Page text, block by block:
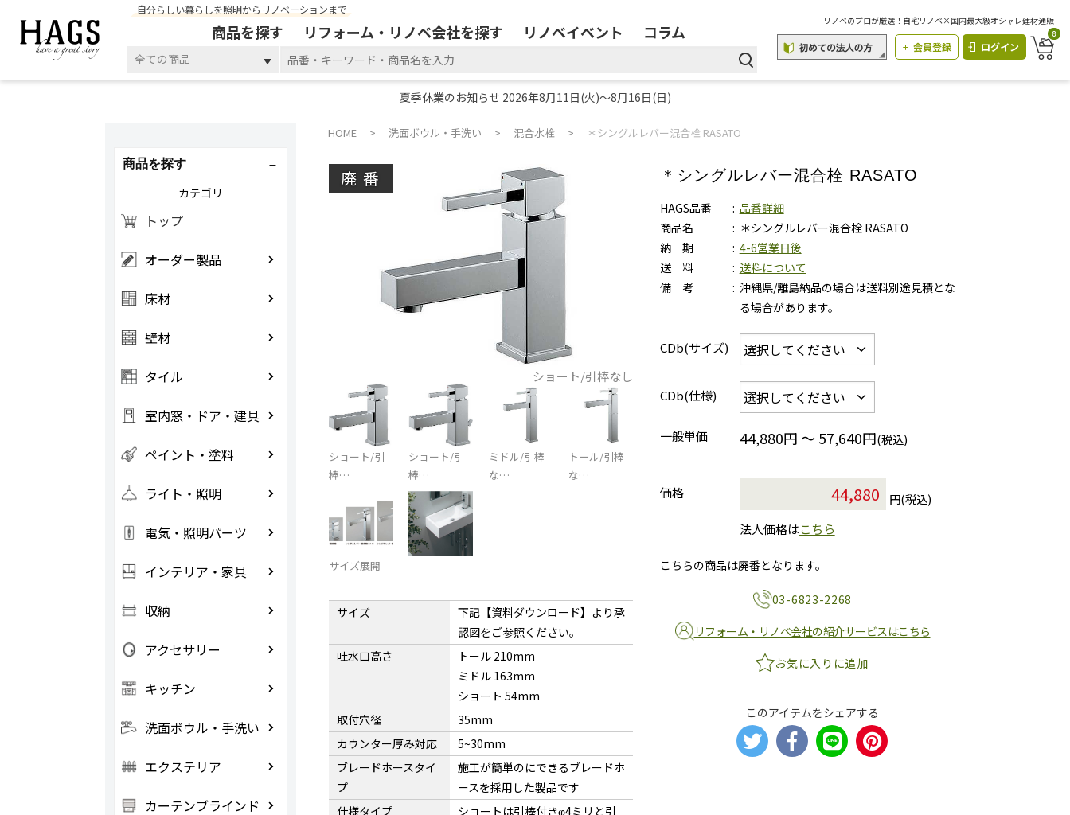
自分らしい暮らしを照明からリノベーションまで
商品を探す リフォーム・リノベ会社を探す リノベイベント コラム
全ての商品
リノベのプロが厳選！自宅リノベ×国内最大級オシャレ建材通販
会員登録 ログイン
0
夏季休業のお知らせ 2026年8月11日(火)～8月16日(日)
HOME 洗面ボウル・手洗い 混合水栓 ＊シングルレバー混合栓 RASATO
廃番
ショート/引棒なし
ショート/引
棒…
ショート/引
棒…
ミドル/引棒
な…
トール/引棒
な…
サイズ展開
サイズ
下記【資料ダウンロード】より承
認図をご参照ください。
吐水口高さ
トール 210mm
ミドル 163mm
ショート 54mm
取付穴径
35mm
カウンター厚み対応
5~30mm
ブレードホースタイ
プ
施工が簡単のにできるブレードホ
ースを採用した製品です
仕様タイプ
ショートは引棒付きφ4ミリと引
＊シングルレバー混合栓 RASATO
HAGS品番
品番詳細
商品名
＊シングルレバー混合栓 RASATO
納 期
4-6営業日後
送 料
送料について
備 考
沖縄県/離島納品の場合は送料別途見積とな
る場合があります。
CDb(サイズ)
CDb(仕様)
一般単価 44,880円 ～ 57,640円(税込)
価格
円(税込)
法人価格はこちら
こちらの商品は廃番となります。
03-6823-2268
リフォーム・リノベ会社の紹介サービスはこちら
お気に入りに追加
このアイテムをシェアする
商品を探す
カテゴリ
トップ
オーダー製品
床材
壁材
タイル
室内窓・ドア・建具
ペイント・塗料
ライト・照明
電気・照明パーツ
インテリア・家具
収納
アクセサリー
キッチン
洗面ボウル・手洗い
エクステリア
カーテンブラインド